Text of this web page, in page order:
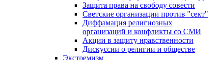
Защита права на свободу совести
Светские организации против "сект"
Диффамация религиозных
организаций и конфликты со СМИ
Акции в защиту нравственности
Дискуссии о религии и обществе
Экстремизм